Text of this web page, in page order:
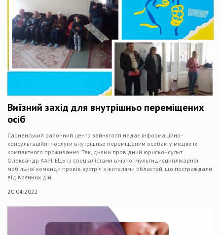
Виїзний захід для внутрішньо переміщених
осіб
Сарненський районний центр зайнятості надає інформаційно-
консультаційні послуги внутрішньо переміщеним особам у місцях їх
компактного проживання. Так, днями провідний юрисконсульт
Олександр КАРПЕЦЬ із спеціалістами виїзної мультидисциплікарної
мобільної команди провів зустріч з жителями областей, що постраждали
від воєнних дій.
20.04.2022